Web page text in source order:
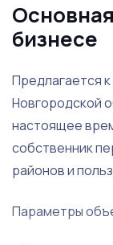
бизнесе
Предлагается
Новгородской
настоящее
собственник
районов и
Параметры